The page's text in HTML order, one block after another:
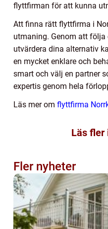
flyttfirman för att kunna
Att finna rätt flyttfirma i
utmaning. Genom att
utvärdera dina alternativ
en mycket enklare och
smart och välj en partner
expertis genom hela
Läs mer om flyttfirma
Läs fler
Fler nyheter